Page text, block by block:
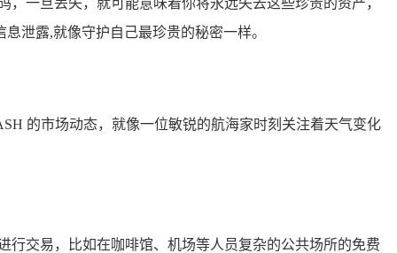
一旦丢失，就可能意味着你将永远失去这些珍贵的资产，
泄露,就像守护自己最珍贵的秘密一样。
的市场动态，就像一位敏锐的航海家时刻关注着天气变化
行交易，比如在咖啡馆、机场等人员复杂的公共场所的免费